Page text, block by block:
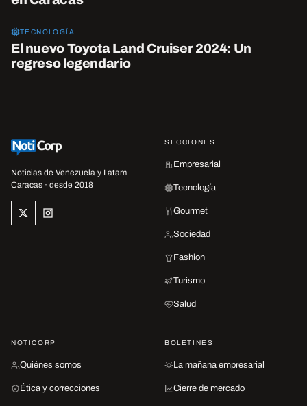
TECNOLOGÍA
El nuevo Toyota Land Cruiser 2024: Un
regreso legendario
Noticias de Venezuela y Latam
Caracas · desde 2018
SECCIONES
Empresarial
Tecnología
Gourmet
Sociedad
Fashion
Turismo
Salud
NOTICORP
Quiénes somos
Ética y correcciones
BOLETINES
La mañana empresarial
Cierre de mercado